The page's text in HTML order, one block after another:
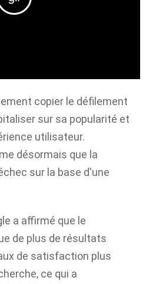
copier le défilement
sur sa popularité et
utilisateur.
désormais que la
sur la base d'une
a affirmé que le
de plus de résultats
de satisfaction plus
ce qui a